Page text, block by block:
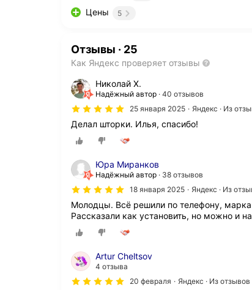
Цены 5
Отзывы · 25
Как Яндекс проверяет отзывы
Николай Х.
Надёжный автор 40 отзывов
25 января 2025
Яндекс · Из
Делал шторки. Илья, спасибо!
Юра Миранков
Надёжный автор
38 отзывов
18 января 2025
Яндекс · Из
Молодцы. Всё решили по телефону,
Рассказали как установить, но можно и
Artur Cheltsov
4 отзыва
20 февраля
Яндекс · Из